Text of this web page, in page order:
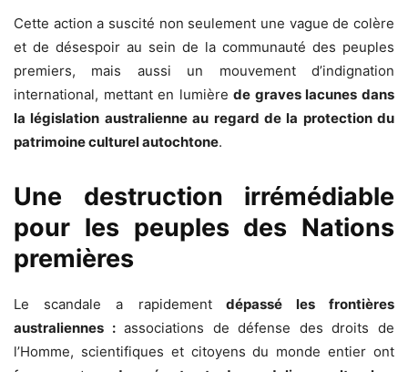
Cette action a suscité non seulement une vague de colère
et de désespoir au sein de la communauté des peuples
premiers, mais aussi un mouvement d’indignation
international, mettant en lumière de graves lacunes dans
la législation australienne au regard de la protection du
patrimoine culturel autochtone.
Une destruction irrémédiable
pour les peuples des Nations
premières
Le scandale a rapidementdépassé les frontières
australiennes :associations de défense des droits de
l’Homme, scientifiques et citoyens du monde entier ont